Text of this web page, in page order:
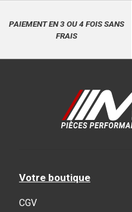
PAIEMENT EN 3 OU 4 FOIS SANS
FRAIS
Votre boutique
CGV